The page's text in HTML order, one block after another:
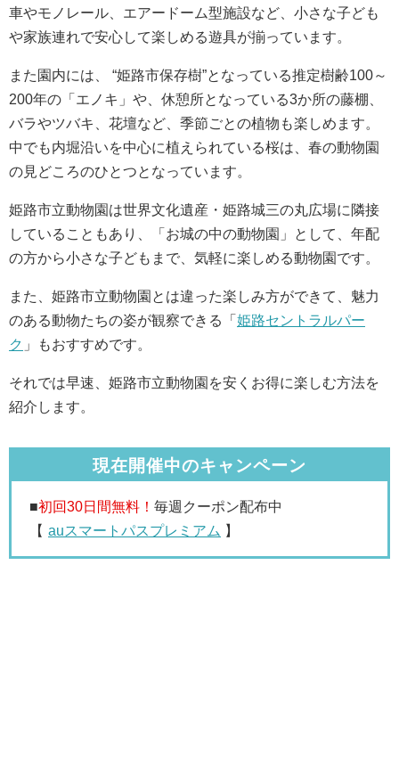
車やモノレール、エアードーム型施設など、小さな子ども
や家族連れで安心して楽しめる遊具が揃っています。
また園内には、 “姫路市保存樹”となっている推定樹齢100～
200年の「エノキ」や、休憩所となっている3か所の藤棚、
バラやツバキ、花壇など、季節ごとの植物も楽しめます。
中でも内堀沿いを中心に植えられている桜は、春の動物園
の見どころのひとつとなっています。
姫路市立動物園は世界文化遺産・姫路城三の丸広場に隣接
していることもあり、「お城の中の動物園」として、年配
の方から小さな子どもまで、気軽に楽しめる動物園です。
また、姫路市立動物園とは違った楽しみ方ができて、魅力
のある動物たちの姿が観察できる「 姫路セントラルパー
ク 」もおすすめです。
それでは早速、姫路市立動物園を安くお得に楽しむ方法を
紹介します。
現在開催中のキャンペーン
■初回30日間無料！ 毎週クーポン配布中
【 auスマートパスプレミアム 】